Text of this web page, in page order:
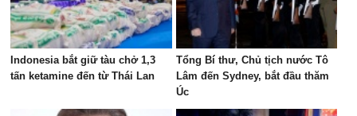
Indonesia bắt giữ tàu chở 1,3
tấn ketamine đến từ Thái Lan
Tổng Bí thư, Chủ tịch nước Tô
Lâm đến Sydney, bắt đầu thăm
Úc